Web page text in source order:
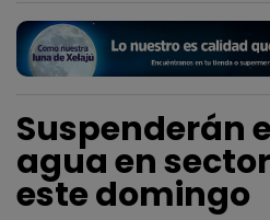
Suspenderán
agua en
este domingo